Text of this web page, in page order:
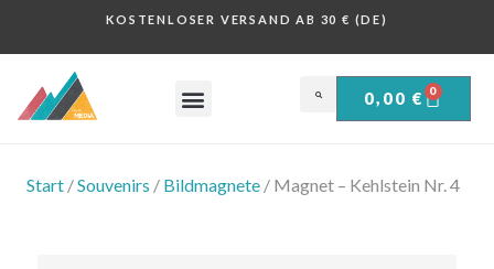
KOSTENLOSER VERSAND AB 30 € (DE)
0,00 € 0
Start /Souvenirs / Bildmagnete / Magnet – Kehlstein Nr. 4